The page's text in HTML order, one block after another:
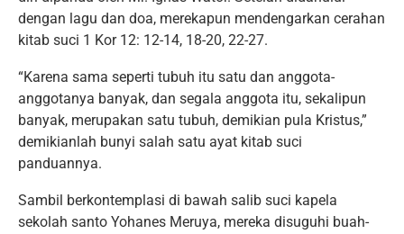
dengan lagu dan doa, merekapun mendengarkan cerahan
kitab suci 1 Kor 12: 12-14, 18-20, 22-27.
“Karena sama seperti tubuh itu satu dan anggota-
anggotanya banyak, dan segala anggota itu, sekalipun
banyak, merupakan satu tubuh, demikian pula Kristus,”
demikianlah bunyi salah satu ayat kitab suci
panduannya.
Sambil berkontemplasi di bawah salib suci kapela
sekolah santo Yohanes Meruya, mereka disuguhi buah-